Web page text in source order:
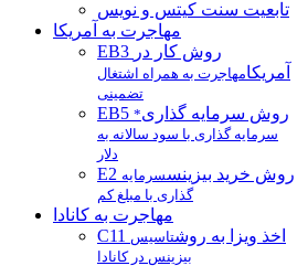
تابعیت سنت کیتس و نویس
مهاجرت به آمریکا
EB3 روش کار در
آمریکامهاجرت به همراه اشتغال
تضمینی
EB5 روش سرمایه گذاری*
سرمایه گذاری با سود سالانه به
دلار
E2 روش خرید بیزینسسرمایه
گذاری با مبلغ کم
مهاجرت به کانادا
C11 اخذ ویزا به روشتاسیس
بیزینس در کانادا